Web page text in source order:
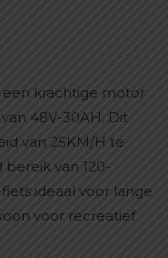
een krachtige motor
48V-30AH. Dit
van 25KM/H te
van 120-
ideaal voor lange
voor recreatief